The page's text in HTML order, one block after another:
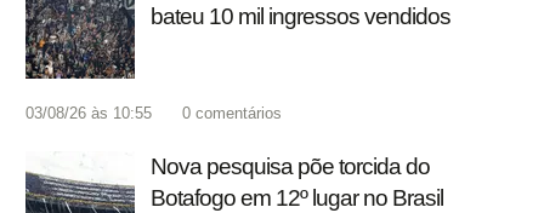
bateu 10 mil ingressos vendidos
03/08/26 às 10:55 0 comentários
Nova pesquisa põe torcida do
Botafogo em 12º lugar no Brasil